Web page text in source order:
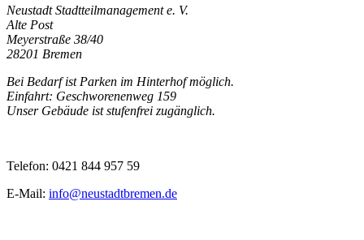
Neustadt Stadtteilmanagement e. V.
Alte Post
Meyerstraße 38/40
28201 Bremen
Bei Bedarf ist Parken im Hinterhof möglich.
Einfahrt: Geschworenenweg 159
Unser Gebäude ist stufenfrei zugänglich.
Telefon: 0421 844 957 59
E-Mail: info@neustadtbremen.de